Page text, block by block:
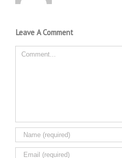
Leave A Comment
Comment